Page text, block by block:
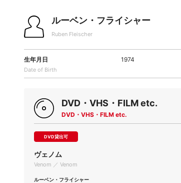
ルーベン・フライシャー
Ruben Fleischer
生年月日
Date of Birth
1974
DVD・VHS・FILM etc.
DVD・VHS・FILM etc.
DVD貸出可
ヴェノム
Venom ／ Venom
ルーベン・フライシャー